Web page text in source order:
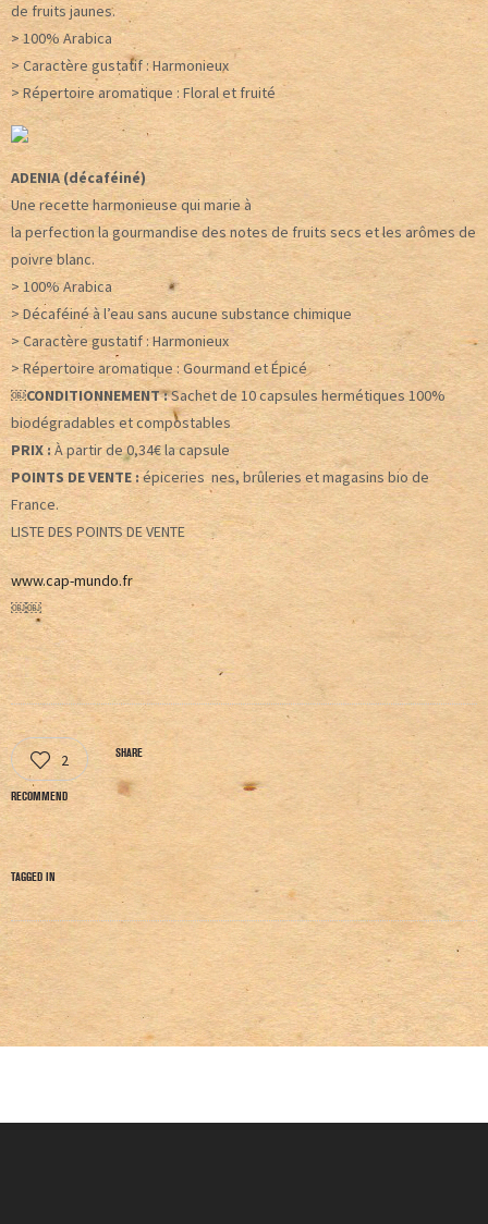
de fruits jaunes.
> 100% Arabica
> Caractère gustatif : Harmonieux
> Répertoire aromatique : Floral et fruité
ADENIA (décaféiné)
Une recette harmonieuse qui marie à
la perfection la gourmandise des notes de fruits secs et les arômes de
poivre blanc.
> 100% Arabica
> Décaféiné à l’eau sans aucune substance chimique
> Caractère gustatif : Harmonieux
> Répertoire aromatique : Gourmand et Épicé
￼CONDITIONNEMENT :Sachet de 10 capsules hermétiques 100%
biodégradables et compostables
PRIX :À partir de 0,34€ la capsule
POINTS DE VENTE :épiceries nes, brûleries et magasins bio de
France.
LISTE DES POINTS DE VENTE
www.cap-mundo.fr
￼￼
2
RECOMMEND
SHARE
TAGGED IN